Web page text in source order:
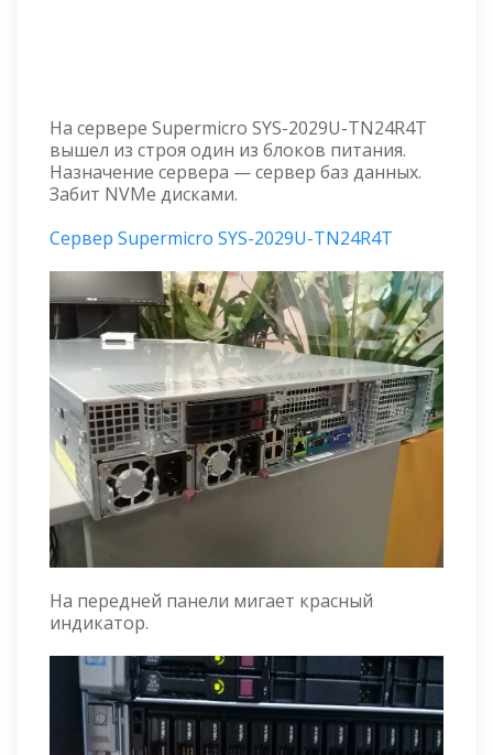
На сервере Supermicro SYS-2029U-TN24R4T
вышел из строя один из блоков питания.
Назначение сервера — сервер баз данных.
Забит NVMe дисками.
Сервер Supermicro SYS-2029U-TN24R4T
На передней панели мигает красный
индикатор.